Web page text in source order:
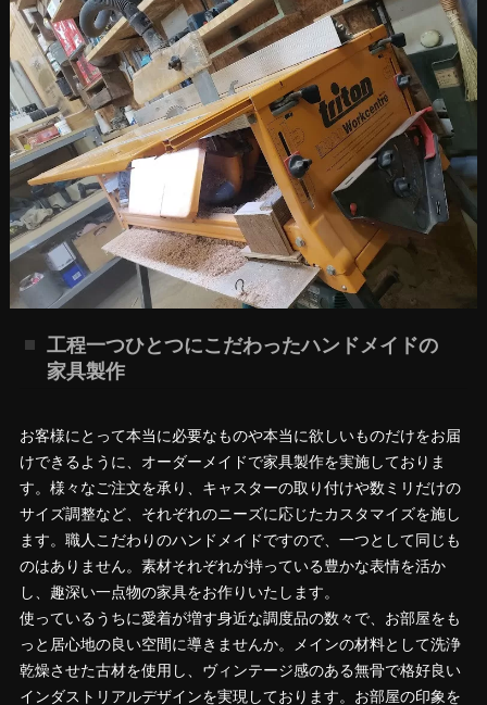
工程一つひとつにこだわったハンドメイドの
家具製作
お客様にとって本当に必要なものや本当に欲しいものだけをお届
けできるように、オーダーメイドで家具製作を実施しておりま
す。様々なご注文を承り、キャスターの取り付けや数ミリだけの
サイズ調整など、それぞれのニーズに応じたカスタマイズを施し
ます。職人こだわりのハンドメイドですので、一つとして同じも
のはありません。素材それぞれが持っている豊かな表情を活か
し、趣深い一点物の家具をお作りいたします。
使っているうちに愛着が増す身近な調度品の数々で、お部屋をも
っと居心地の良い空間に導きませんか。メインの材料として洗浄
乾燥させた古材を使用し、ヴィンテージ感のある無骨で格好良い
インダストリアルデザインを実現しております。お部屋の印象を